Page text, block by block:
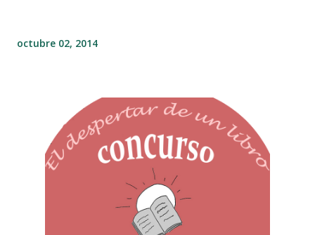
octubre 02, 2014